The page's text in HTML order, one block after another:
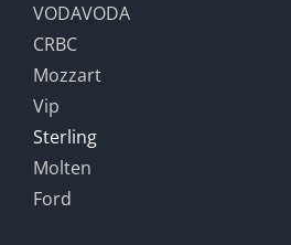
VODAVODA
CRBC
Mozzart
Vip
Sterling
Molten
Ford